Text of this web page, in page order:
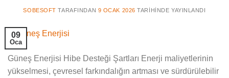
SOBESOFT TARAFINDAN 9 OCAK 2026 TARIHINDE YAYINLANDI
09
Oca
Güneş Enerjisi Hibe Desteği Şartları Enerji maliyetlerinin
yükselmesi, çevresel farkındalığın artması ve sürdürülebilir